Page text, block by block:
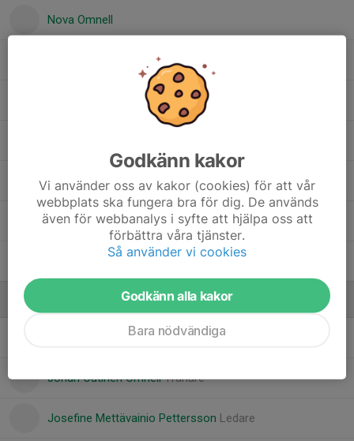
Nova Omnell
Tova Tervahauta
Tove Nygren
Vendela Isaksson
Ledare
Erik BrännströmTränare
Johan Outinen OmnellTränare
Josefine Mettävainio Pettersson Ledare
Godkänn kakor
Vi använder oss av kakor (cookies) för att vår
webbplats ska fungera bra för dig. De används
även för webbanalys i syfte att hjälpa oss att
förbättra våra tjänster.
Så använder vi cookies
Godkänn alla kakor
Bara nödvändiga